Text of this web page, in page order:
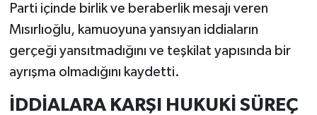
Parti içinde birlik ve beraberlik mesajı veren
Mısırlıoğlu, kamuoyuna yansıyan iddiaların
gerçeği yansıtmadığını ve teşkilat yapısında bir
ayrışma olmadığını kaydetti.
İDDİALARA KARŞI HUKUKİ SÜREÇ